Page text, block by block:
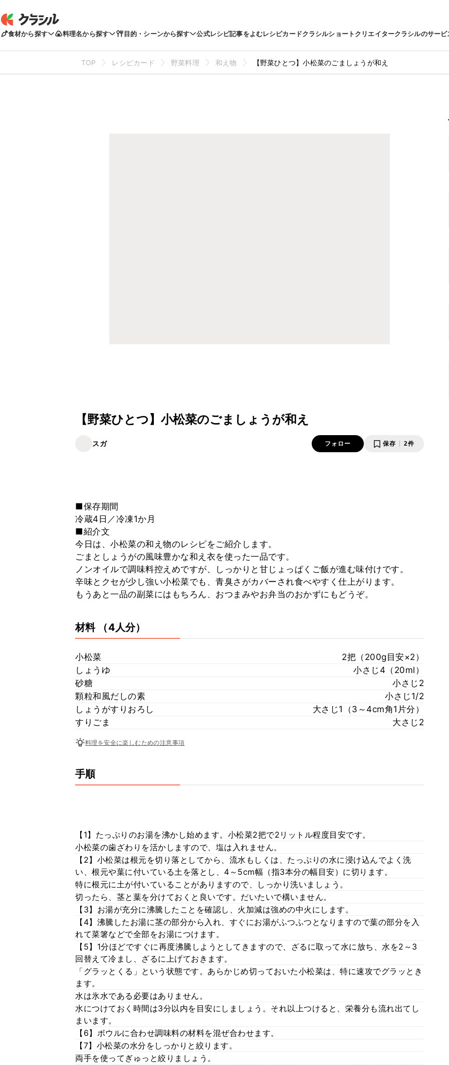
食材から探す 料理名から探す 目的・シーンから探す 公式レシピ記事をよむレシピカードクラシルショートクリエイタークラシルのサービ
TOP レシピカード 野菜料理 和え物 【野菜ひとつ】小松菜のごましょうが和え
【野菜ひとつ】小松菜のごましょうが和え
スガ フォロー 保存 2件
■保存期間
冷蔵4日／冷凍1か月
■紹介文
今日は、小松菜の和え物のレシピをご紹介します。
ごまとしょうがの風味豊かな和え衣を使った一品です。
ノンオイルで調味料控えめですが、しっかりと甘じょっぱくご飯が進む味付けです。
辛味とクセが少し強い小松菜でも、青臭さがカバーされ食べやすく仕上がります。
もうあと一品の副菜にはもちろん、おつまみやお弁当のおかずにもどうぞ。
材料 （4人分）
小松菜
2把（200g目安×2）
しょうゆ
小さじ4（20ml）
砂糖
小さじ2
顆粒和風だしの素
小さじ1/2
しょうがすりおろし
大さじ1（3～4cm角1片分）
すりごま
大さじ2
料理を安全に楽しむための注意事項
手順
【1】たっぷりのお湯を沸かし始めます。小松菜2把で2リットル程度目安です。
小松菜の歯ざわりを活かしますので、塩は入れません。
【2】小松菜は根元を切り落としてから、流水もしくは、たっぷりの水に浸け込んでよく洗
い、根元や葉に付いている土を落とし、4～5cm幅（指3本分の幅目安）に切ります。
特に根元に土が付いていることがありますので、しっかり洗いましょう。
切ったら、茎と葉を分けておくと良いです。だいたいで構いません。
【3】お湯が充分に沸騰したことを確認し、火加減は強めの中火にします。
【4】沸騰したお湯に茎の部分から入れ、すぐにお湯がふつふつとなりますので葉の部分を入
れて菜箸などで全部をお湯につけます。
【5】1分ほどですぐに再度沸騰しようとしてきますので、ざるに取って水に放ち、水を2～3
回替えて冷まし、ざるに上げておきます。
「グラッとくる」という状態です。あらかじめ切っておいた小松菜は、特に速攻でグラッとき
ます。
水は氷水である必要はありません。
水につけておく時間は3分以内を目安にしましょう。それ以上つけると、栄養分も流れ出てし
まいます。
【6】ボウルに合わせ調味料の材料を混ぜ合わせます。
【7】小松菜の水分をしっかりと絞ります。
両手を使ってぎゅっと絞りましょう。